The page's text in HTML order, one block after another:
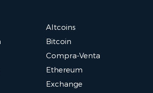
Altcoins
Bitcoin
Compra-Venta
Ethereum
Exchange